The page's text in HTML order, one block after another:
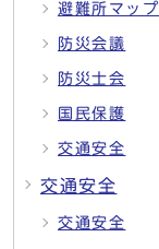
避難所マップ
防災会議
防災士会
国民保護
交通安全
交通安全
交通安全